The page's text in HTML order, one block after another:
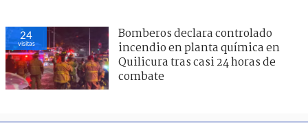
24
visitas
Bomberos declara controlado
incendio en planta química en
Quilicura tras casi 24 horas de
combate